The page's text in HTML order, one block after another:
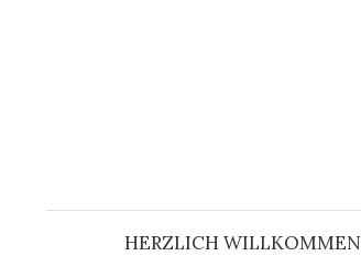
HERZLICH WILLKOMMEN